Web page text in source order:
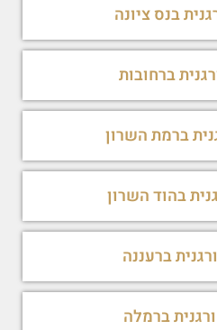
בנס ציונה
ברחובות
ברמת השרון
בהוד השרון
ברעננה
ברמלה